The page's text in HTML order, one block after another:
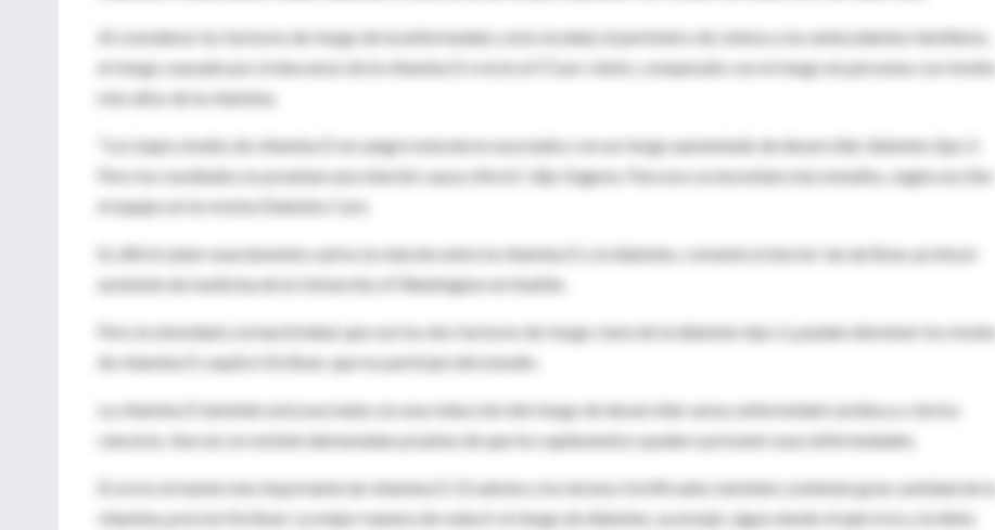
Al considerar los factores de riesgo de la enfermedad, como la edad, el perímetro de cintura y los antecedentes familiares,
el riesgo causado por el descenso de la vitamina D creció al 57 por ciento, comparado con el riesgo en personas con niveles
más altos de la vitamina.
"Los bajos niveles de vitamina D en sangre estuvieron asociados con un riesgo aumentado de desarrollar diabetes tipo 2.
Pero los resultados no prueban una relación causa-efecto", dijo Gagnon. Para eso se necesitan más estudios, según escribe
el equipo en la revista Diabetes Care.
Es difícil saber exactamente cuál es la relación entre la vitamina D y la diabetes, comentó el doctor Ian de Boer, profesor
asistente de medicina de la University of Washington en Seattle.
Pero la obesidad y la inactividad, que son los dos factores de riesgo clave de la diabetes tipo 2, pueden disminuir los niveles
de vitamina D, explicó De Boer, que no participó del estudio.
La vitamina D también está asociada con una reducción del riesgo de desarrollar asma, enfermedad cardíaca y ciertos
cánceres. Aun así, no existen demasiadas pruebas de que los suplementos ayuden a prevenir esas enfermedades.
El sol es la fuente más importante de vitamina D. El salmón y los lácteos fortificados también contienen gran cantidad de la
vitamina, precisó De Boer. La mejor manera de reducir el riesgo de diabetes, aconsejó, sigue siendo el ejercicio y la dieta